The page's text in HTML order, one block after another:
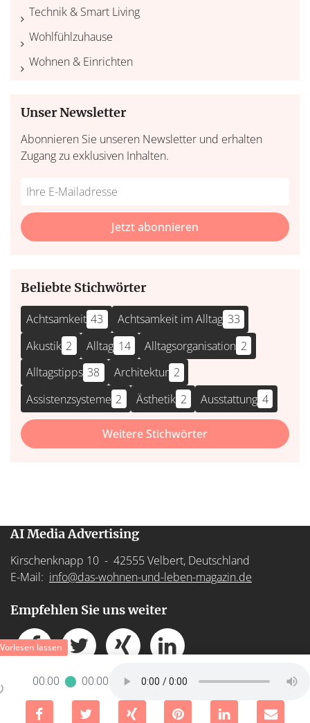
00:00 00:00
Technik & Smart Living
Wohlfühlzuhause
Wohnen & Einrichten
Unser Newsletter
Abonnieren Sie unseren Newsletter und erhalten
Zugang zu exklusiven Inhalten.
Do
fill
this
*Ihre
Mailadresse:
Jetzt abonnieren
Beliebte Stichwörter
Achtsamkeit 43 Achtsamkeit im Alltag 33
Akustik 2 Alltag 14 Alltagsorganisation 2
Alltagstipps 38 Architektur 2
Assistenzsysteme 2 Ästhetik 2 Ausstattung 4
Weitere Stichwörter
AI Media Advertising
Kirschenknapp 10 - 42555 Velbert, Deutschland
E-Mail: info@das-wohnen-und-leben-magazin.de
Empfehlen Sie uns weiter